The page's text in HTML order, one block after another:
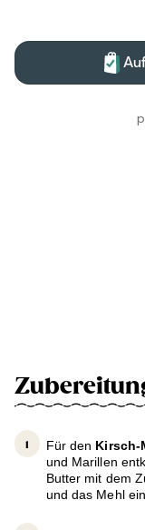
Für den Kirsch-
und Marillen
Butter mit dem
und das Mehl